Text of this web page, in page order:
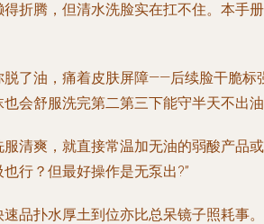
折腾，但清水洗脸实在扛不住。本手
了油，痛着皮肤屏障——后续脸干脆标
会舒服洗完第二第三下能守半天不出油
清爽，就直接常温加无油的弱酸产品
行？但最好操作是无泵出?”
品扑水厚土到位亦比总呆镜子照耗事